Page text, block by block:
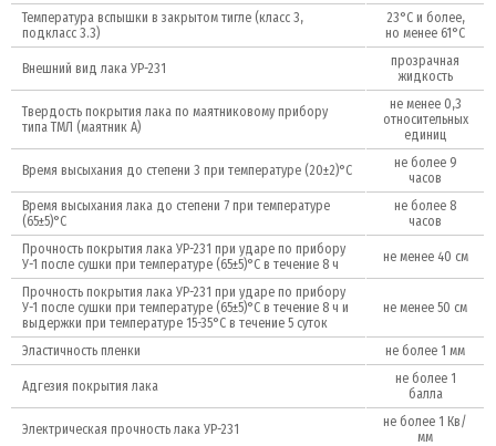
Температура вспышки в закрытом тигле (класс 3,
подкласс 3.3)
23°С и более,
но менее 61°С
Внешний вид лака УР-231
прозрачная
жидкость
Твердость покрытия лака по маятниковому прибору
типа ТМЛ (маятник А)
не менее 0,3
относительных
единиц
Время высыхания до степени 3 при температуре (20±2)°С
не более 9
часов
Время высыхания лака до степени 7 при температуре
(65±5)°С
не более 8
часов
Прочность покрытия лака УР-231 при ударе по прибору
У-1 после сушки при температуре (65±5)°С в течение 8 ч
не менее 40 см
Прочность покрытия лака УР-231 при ударе по прибору
У-1 после сушки при температуре (65±5)°С в течение 8 ч и
выдержки при температуре 15-35°С в течение 5 суток
не менее 50 см
Эластичность пленки не более 1 мм
Адгезия покрытия лака
не более 1
балла
Электрическая прочность лака УР-231
не более 1 Кв/
мм